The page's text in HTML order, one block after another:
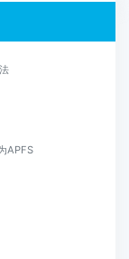
APFS